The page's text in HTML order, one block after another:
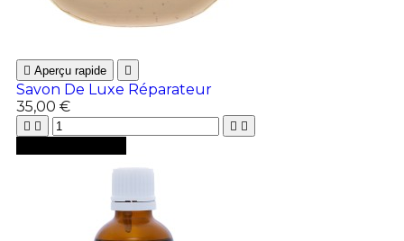
 Aperçu rapide 
Savon De Luxe Réparateur
35,00 €
   